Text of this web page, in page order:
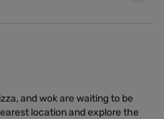
and wok are waiting to be
location and explore the